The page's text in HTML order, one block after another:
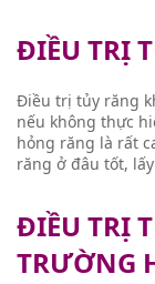
ĐIỀU TRỊ
Điều trị tủy răng
nếu không thực
hỏng răng là rất
răng ở đâu tốt,
ĐIỀU TRỊ
TRƯỜNG